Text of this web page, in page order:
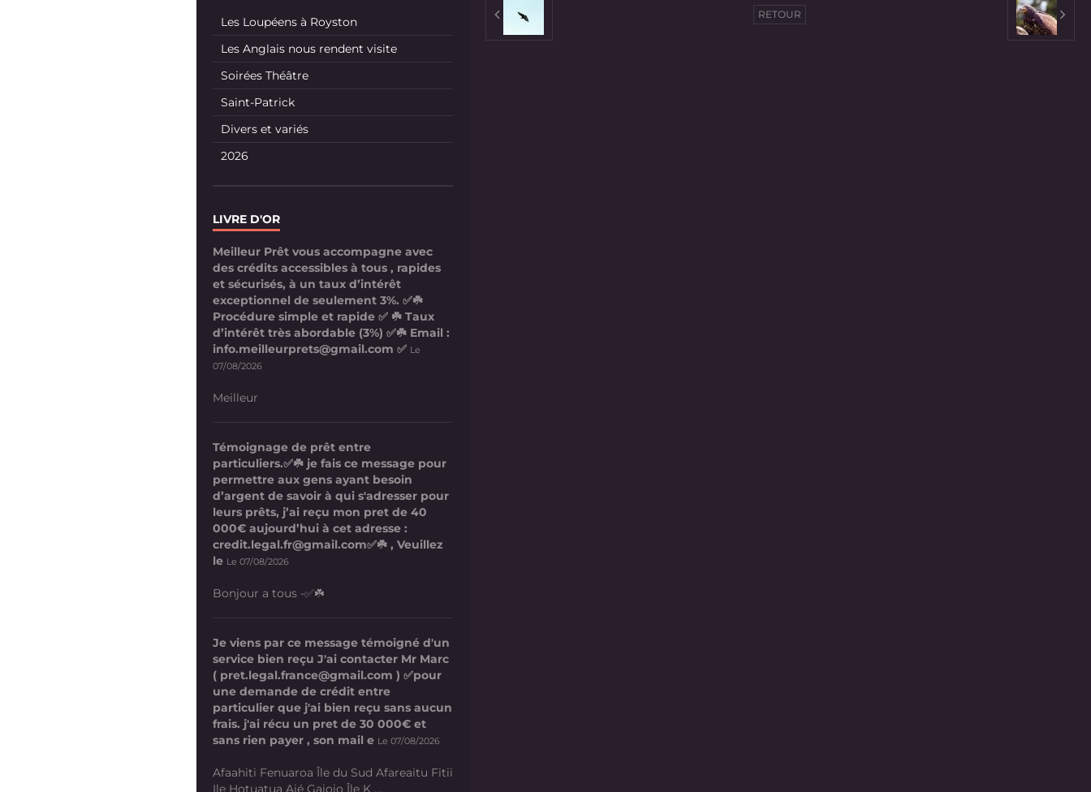
RETOUR
Les Loupéens à Royston
Les Anglais nous rendent visite
Soirées Théâtre
Saint-Patrick
Divers et variés
2026
LIVRE D'OR
Meilleur Prêt vous accompagne avec
des crédits accessibles à tous , rapides
et sécurisés, à un taux d’intérêt
exceptionnel de seulement 3%. ✅☘️
Procédure simple et rapide ✅ ☘️ Taux
d’intérêt très abordable (3%) ✅☘️ Email :
info.meilleurprets@gmail.com ✅ Le
07/08/2026
Meilleur
Témoignage de prêt entre
particuliers.✅☘️ je fais ce message pour
permettre aux gens ayant besoin
d’argent de savoir à qui s'adresser pour
leurs prêts, j’ai reçu mon pret de 40
000€ aujourd’hui à cet adresse :
credit.legal.fr@gmail.com✅☘️ , Veuillez
le Le 07/08/2026
Bonjour a tous -✅☘️
Je viens par ce message témoigné d'un
service bien reçu J'ai contacter Mr Marc
( pret.legal.france@gmail.com ) ✅pour
une demande de crédit entre
particulier que j'ai bien reçu sans aucun
frais. j'ai récu un pret de 30 000€ et
sans rien payer , son mail e Le 07/08/2026
Afaahiti Fenuaroa Île du Sud Afareaitu Fitii
Ile Hotuatua Aié Gaioio Île K ...